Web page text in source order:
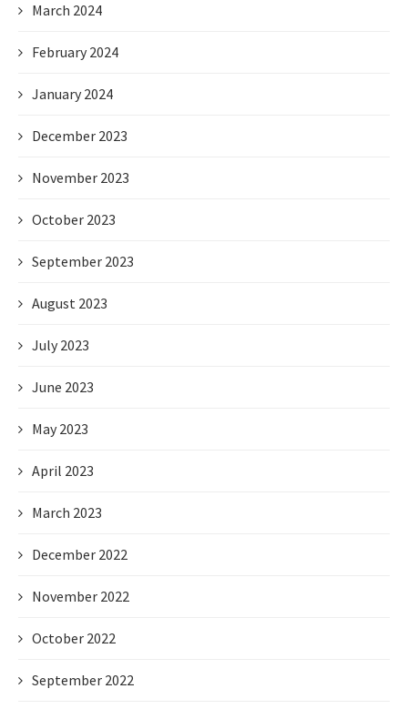
March 2024
February 2024
January 2024
December 2023
November 2023
October 2023
September 2023
August 2023
July 2023
June 2023
May 2023
April 2023
March 2023
December 2022
November 2022
October 2022
September 2022